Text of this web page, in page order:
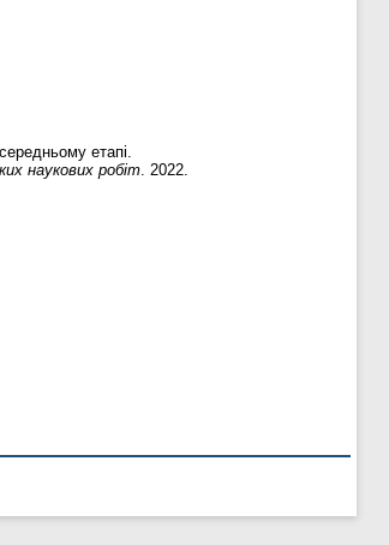
етапі.
наукових робіт. 2022.